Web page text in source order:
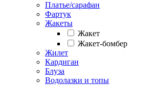
Платье/сарафан
Фартук
Жакеты
Жакет
Жакет-бомбер
Жилет
Кардиган
Блуза
Водолазки и топы